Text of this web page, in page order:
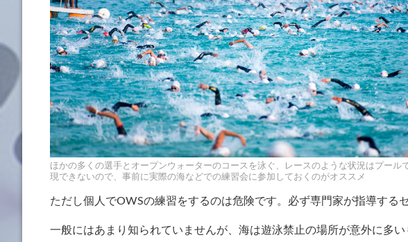
ほかの多くの選手とオープンウォーターのコースを泳ぐ、レースのような状況はプール
現できないので、事前に実際の海などでの練習会に参加しておくのがオススメ
ただし個人でOWSの練習をするのは危険です。必ず専門家が指導する
一般にはあまり知られていませんが、海は遊泳禁止の場所が意外に多